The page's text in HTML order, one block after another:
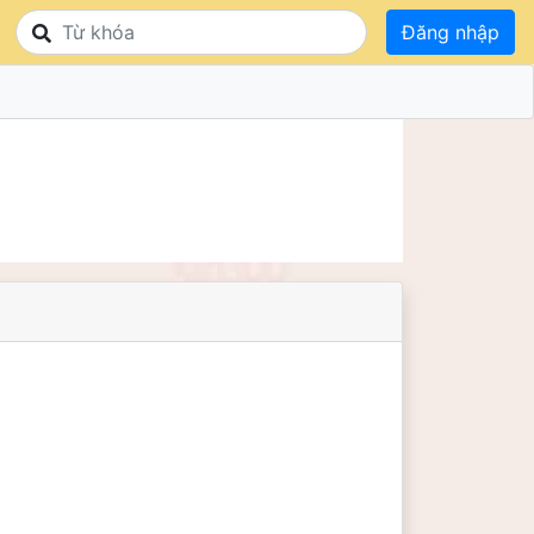
Đăng nhập